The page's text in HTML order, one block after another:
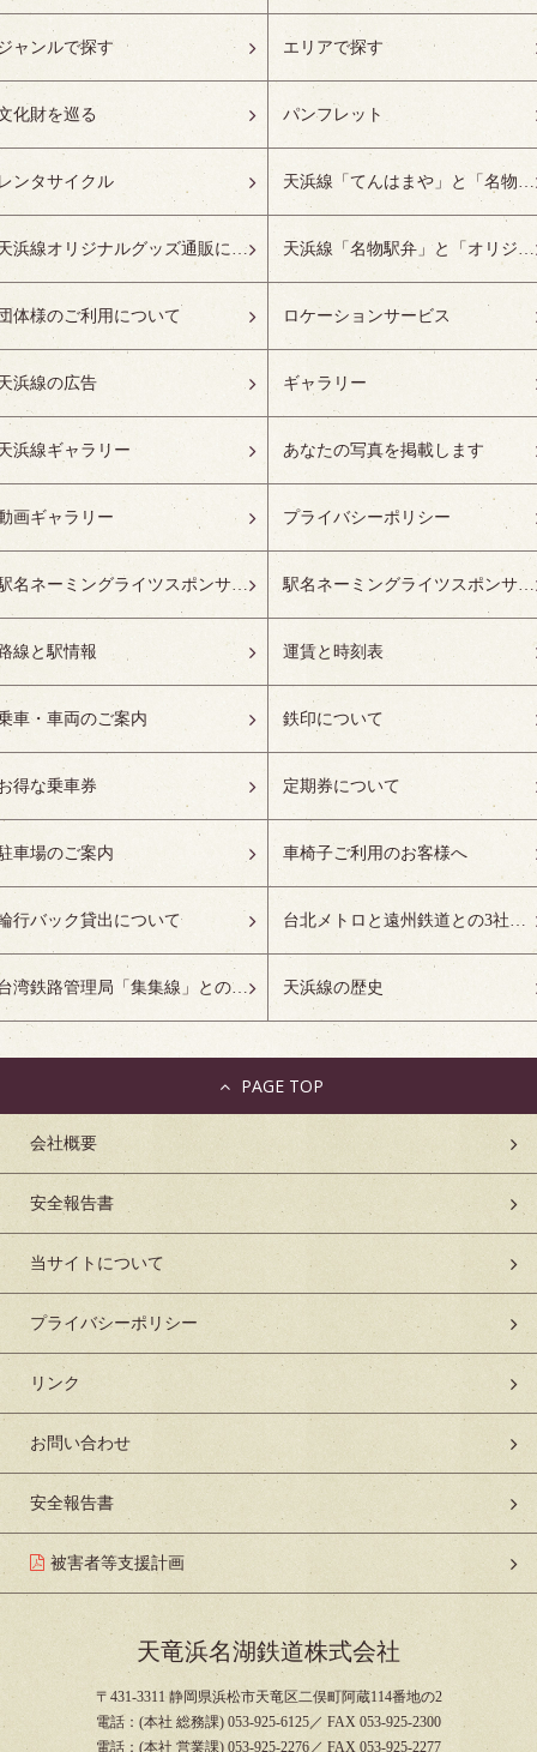
ャンルで探す エリアで探す
化財を巡る パンフレット
ンタサイクル 天浜線「てんはまや」と「名物駅弁」について
天浜線オリジナルグッズ通販について 天浜線「名物駅弁」と「オリジナルグッズ」
体様のご利用について ロケーションサービス
浜線の広告 ギャラリー
浜線ギャラリー あなたの写真を掲載します
画ギャラリー プライバシーポリシー
駅名ネーミングライツスポンサーの募集開始 駅名ネーミングライツスポンサー紹介
線と駅情報 運賃と時刻表
車・車両のご案内 鉄印について
得な乗車券 定期券について
車場のご案内 車椅子ご利用のお客様へ
行バック貸出について 台北メトロと遠州鉄道との3社友好協定について
台湾鉄路管理局「集集線」との姉妹鉄道協定について 天浜線の歴史
会社概要
安全報告書
当サイトについて
プライバシーポリシー
リンク
お問い合わせ
安全報告書
被害者等支援計画
天竜浜名湖鉄道株式会社
〒431-3311 静岡県浜松市天竜区二俣町阿蔵114番地の2
電話：(本社 総務課) 053-925-6125／ FAX 053-925-2300
電話：(本社 営業課) 053-925-2276／ FAX 053-925-2277
PAGE TOP